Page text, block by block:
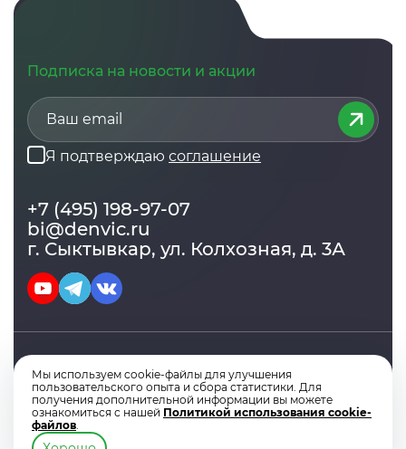
Подписка на новости и акции
Я подтверждаю соглашение
+7 (495) 198-97-07
bi@denvic.ru
г. Сыктывкар, ул. Колхозная, д. 3А
© Copyright 2014 - 2026. Экстрактор 1С.
Политика конфеденциальностиEULAОферта
Мы используем cookie-файлы для улучшения
пользовательского опыта и сбора статистики. Для
получения дополнительной информации вы можете
ознакомиться с нашей Политикой использования cookie-
файлов.